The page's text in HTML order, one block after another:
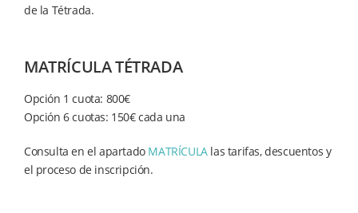
de la Tétrada.
MATRÍCULA TÉTRADA
Opción 1 cuota: 800€
Opción 6 cuotas: 150€ cada una
Consulta en el apartado MATRÍCULAlas tarifas, descuentos y
el proceso de inscripción.